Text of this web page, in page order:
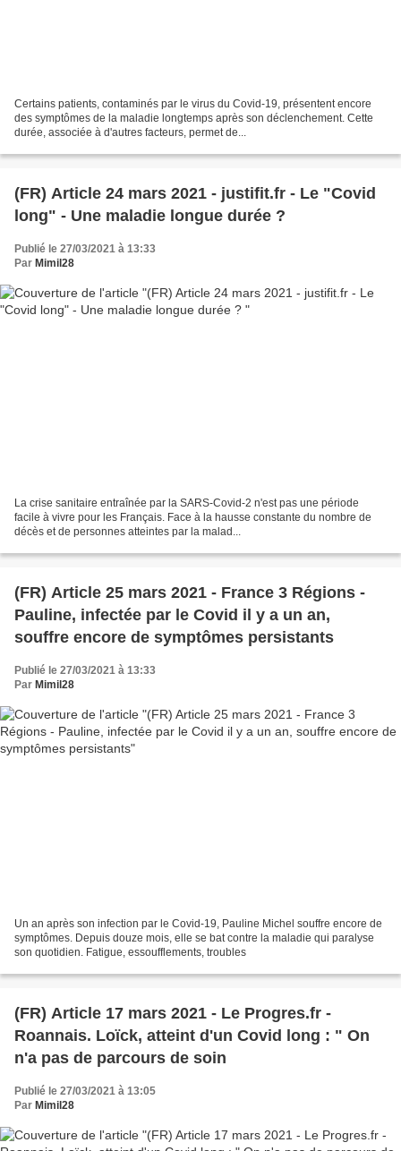
Certains patients, contaminés par le virus du Covid-19, présentent encore
des symptômes de la maladie longtemps après son déclenchement. Cette
durée, associée à d'autres facteurs, permet de...
(FR) Article 24 mars 2021 - justifit.fr - Le "Covid
long" - Une maladie longue durée ?
Publié le 27/03/2021 à 13:33
Par Mimil28
La crise sanitaire entraînée par la SARS-Covid-2 n'est pas une période
facile à vivre pour les Français. Face à la hausse constante du nombre de
décès et de personnes atteintes par la malad...
(FR) Article 25 mars 2021 - France 3 Régions -
Pauline, infectée par le Covid il y a un an,
souffre encore de symptômes persistants
Publié le 27/03/2021 à 13:33
Par Mimil28
Un an après son infection par le Covid-19, Pauline Michel souffre encore de
symptômes. Depuis douze mois, elle se bat contre la maladie qui paralyse
son quotidien. Fatigue, essoufflements, troubles
(FR) Article 17 mars 2021 - Le Progres.fr -
Roannais. Loïck, atteint d'un Covid long : " On
n'a pas de parcours de soin
Publié le 27/03/2021 à 13:05
Par Mimil28